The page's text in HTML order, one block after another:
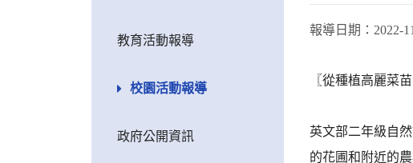
教育活動報導
校園活動報導
政府公開資訊
報導日期： 2022-
〖從種植高麗菜
英文部二年級自
的花圃和附近的